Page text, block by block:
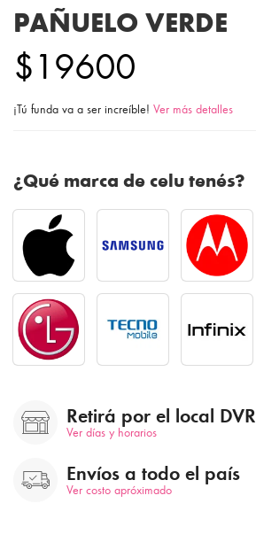
PAÑUELO VERDE
$19600
¡Tú funda va a ser increíble! Ver más detalles
¿Qué marca de celu tenés?
Retirá por el local DVR
Ver días y horarios
Envíos a todo el país
Ver costo apróximado